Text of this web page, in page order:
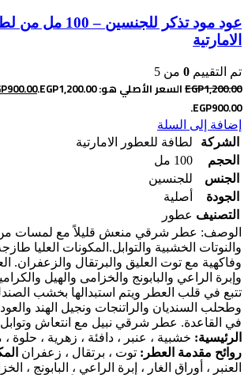
عود مود تذكر
الامارتية
تم التقييم 0 من 5
EGP1,200.00 السعر الأصلي هو: EGP1,200.00. 900.00
EGP900.00.
إضافة إلى السلة
الشركة
لطافة للعطور الامارتية
الحجم
100 مل
الجنس
للجنسين
الجودة
أصلية
التصنيف عطور
الوصف: عطر شرقي منعش قليلاً مع لمسات
والنوتات الخشبية والتوابل. المكونات العليا
وفاكهية مع توت العليق والبرتقال والزعفران.
وإبرة الراعي والبابونج والخزامى والهيل
تتبع في قلب العطر ويتم استبدالها بخشب
وطحلب السنديان والراتنجات ونجيل الهند والعود
في القاعدة. عطر شرقي نبيل مع انتعاش وتوابل
الرئيسية: خشبية ، عنبر ، دافئة ، زهرية ،
روائح مقدمة العطر: توت ، برتقال ، زعفران
العنبر ، أوراق الغار ، إبرة الراعي ، البابونج ،